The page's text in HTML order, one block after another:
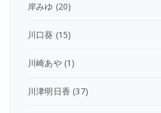
岸みゆ (20)
川口葵 (15)
川崎あや(1)
川津明日香 (37)